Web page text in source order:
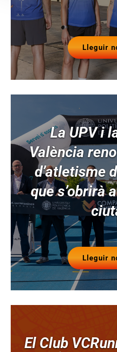
Lleguir
La UPV i
València
d’atletisme
que s’obrirà
Lleguir
El Club